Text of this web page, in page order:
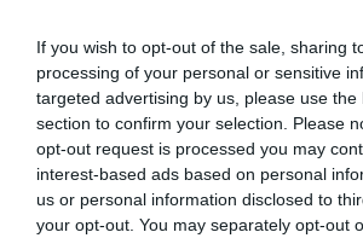
If you wish to opt-out of the sale, sharing
processing of your personal or sensitive
targeted advertising by us, please use the
section to confirm your selection. Please
opt-out request is processed you may
interest-based ads based on personal
us or personal information disclosed to
your opt-out. You may separately opt-out
εξαρτιόνταν πολύ περισσότερο
κύρια πηγή καυσίμου τους.
Όπως εξηγεί ο καθηγητής Gross:
ότι η διαγραφή της Mitch
μείωση των λιπών στις